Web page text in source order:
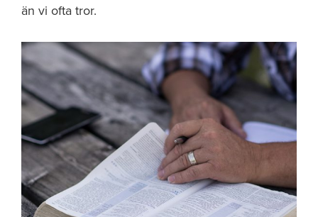
än vi ofta tror.